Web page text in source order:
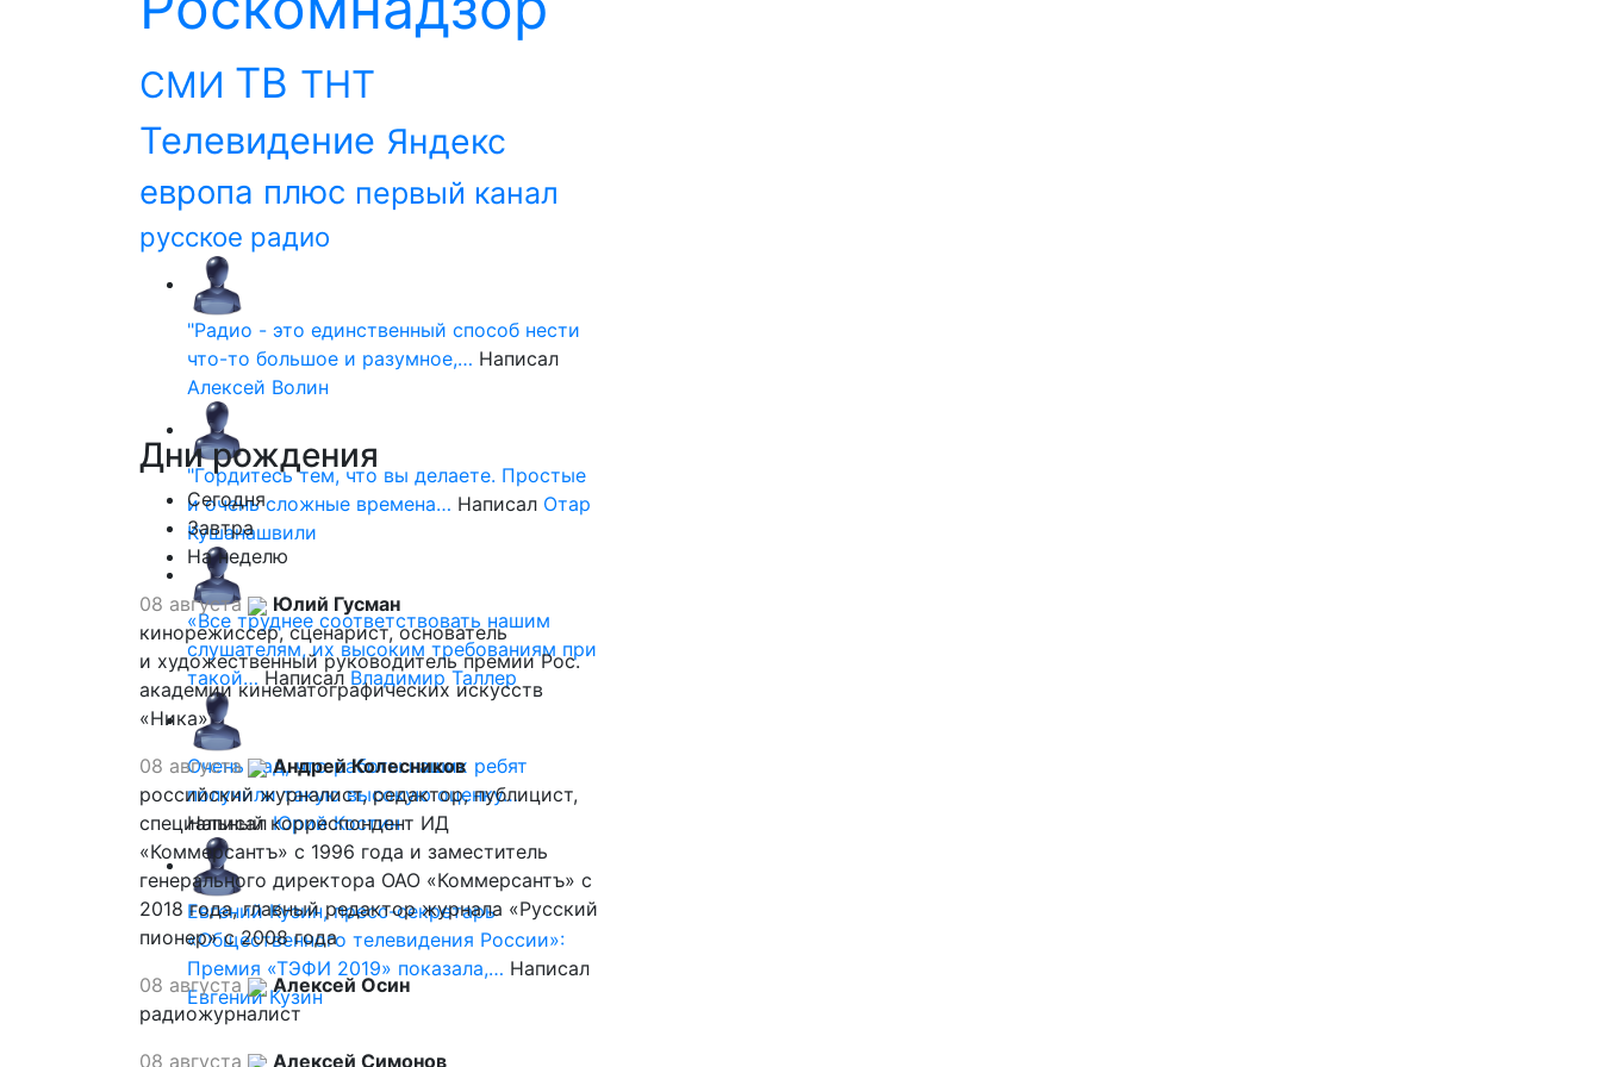
СМИ ТВ ТНТ
Телевидение Яндекс
европа плюс первый канал
русское радио
"Радио - это единственный способ нести
что-то большое и разумное,… Написал
Алексей Волин
"Гордитесь тем, что вы делаете. Простые
и очень сложные времена… Написал Отар
Кушанашвили
«Все труднее соответствовать нашим
слушателям, их высоким требованиям при
такой… Написал Владимир Таллер
Очень рад, что работы наших ребят
получили такую высокую оценку…
НаписалЮрий Костин
Евгений Кузин, пресс-секретарь
«Общественного телевидения России»:
Премия «ТЭФИ 2019» показала,… Написал
Евгений Кузин
Днирождения
Сегодня
Завтра
На неделю
08 августа
Юлий Гусман
кинорежиссер, сценарист, основатель
и художественный руководитель премии Рос.
академии кинематографических искусств
«Ника»
08 августа
Андрей Колесников
российский журналист, редактор, публицист,
специальный корреспондент ИД
«Коммерсантъ» с 1996 года и заместитель
генерального директора ОАО «Коммерсантъ» с
2018 года, главный редактор журнала «Русский
пионер» с 2008 года
08 августа
Алексей Осин
радиожурналист
08 августа
Алексей Симонов